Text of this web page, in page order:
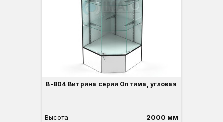
В-804 Витрина серии Оптима, угловая
Высота
2000 мм